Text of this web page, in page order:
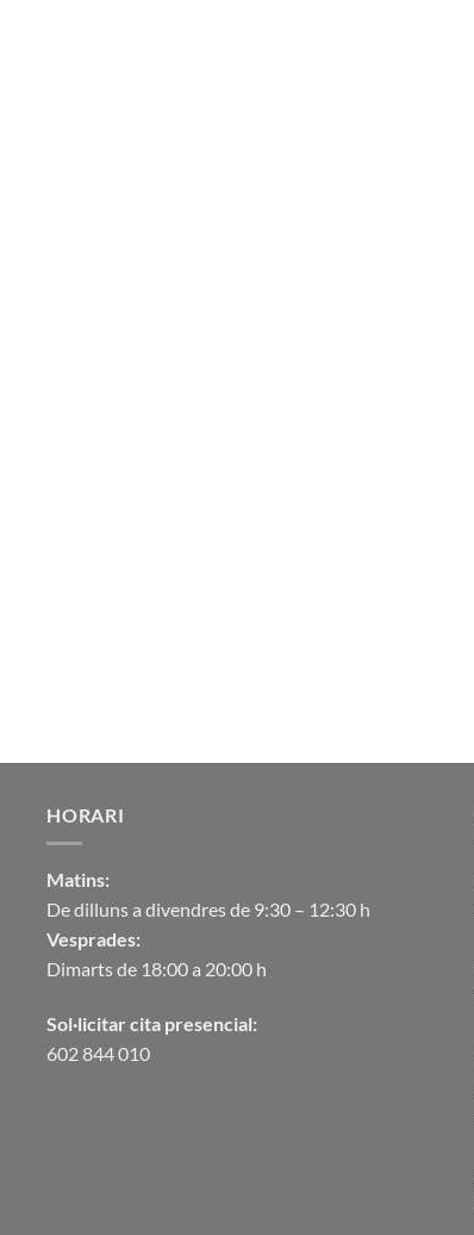
HORARI
Matins:
De dilluns a divendres de 9:30 – 12:30 h
Vesprades:
Dimarts de 18:00 a 20:00 h
Sol·licitar cita presencial:
602 844 010